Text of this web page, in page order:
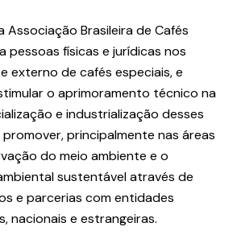
Associação Brasileira de Cafés
pessoas físicas e jurídicas nos
externo de cafés especiais, e
o aprimoramento técnico na
e industrialização desses
principalmente nas áreas
do meio ambiente e o
sustentável através de
e parcerias com entidades
nacionais e estrangeiras.